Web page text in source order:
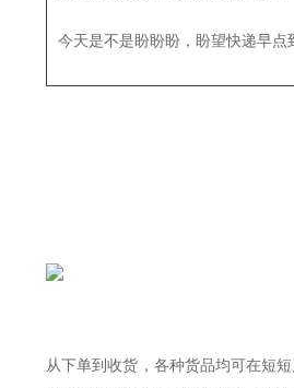
今天是不是盼盼盼，盼望快递早点
从下单到收货，各种货品均可在短